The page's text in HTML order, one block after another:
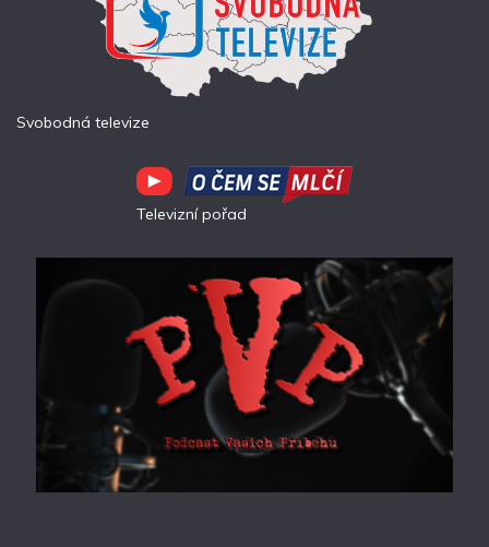
Svobodná televize
Televizní pořad